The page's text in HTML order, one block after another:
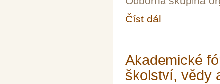
Číst dál
Akademické
školství, vědy